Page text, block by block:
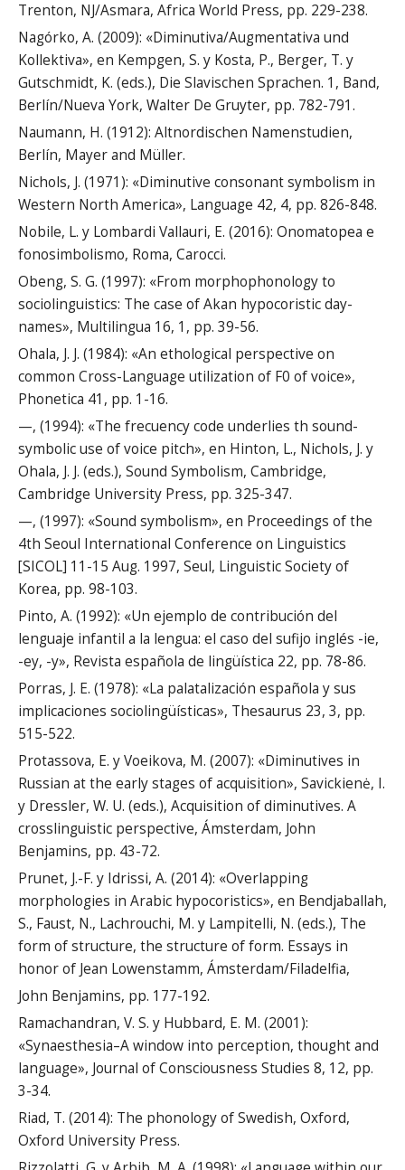
Trenton, NJ/Asmara, Africa World Press, pp. 229-238.
Nagórko, A. (2009): «Diminutiva/Augmentativa und
Kollektiva», en Kempgen, S. y Kosta, P., Berger, T. y
Gutschmidt, K. (eds.), Die Slavischen Sprachen. 1, Band,
Berlín/Nueva York, Walter De Gruyter, pp. 782-791.
Naumann, H. (1912): Altnordischen Namenstudien,
Berlín, Mayer and Müller.
Nichols, J. (1971): «Diminutive consonant symbolism in
Western North America», Language 42, 4, pp. 826-848.
Nobile, L. y Lombardi Vallauri, E. (2016): Onomatopea e
fonosimbolismo, Roma, Carocci.
Obeng, S. G. (1997): «From morphophonology to
sociolinguistics: The case of Akan hypocoristic day-
names», Multilingua 16, 1, pp. 39-56.
Ohala, J. J. (1984): «An ethological perspective on
common Cross-Language utilization of F0 of voice»,
Phonetica 41, pp. 1-16.
—, (1994): «The frecuency code underlies th sound-
symbolic use of voice pitch», en Hinton, L., Nichols, J. y
Ohala, J. J. (eds.), Sound Symbolism, Cambridge,
Cambridge University Press, pp. 325-347.
—, (1997): «Sound symbolism», en Proceedings of the
4th Seoul International Conference on Linguistics
[SICOL] 11-15 Aug. 1997, Seul, Linguistic Society of
Korea, pp. 98-103.
Pinto, A. (1992): «Un ejemplo de contribución del
lenguaje infantil a la lengua: el caso del sufijo inglés -ie,
-ey, -y», Revista española de lingüística 22, pp. 78-86.
Porras, J. E. (1978): «La palatalización española y sus
implicaciones sociolingüísticas», Thesaurus 23, 3, pp.
515-522.
Protassova, E. y Voeikova, M. (2007): «Diminutives in
Russian at the early stages of acquisition», Savickienė, I.
y Dressler, W. U. (eds.), Acquisition of diminutives. A
crosslinguistic perspective, Ámsterdam, John
Benjamins, pp. 43-72.
Prunet, J.-F. y Idrissi, A. (2014): «Overlapping
morphologies in Arabic hypocoristics», en Bendjaballah,
S., Faust, N., Lachrouchi, M. y Lampitelli, N. (eds.), The
form of structure, the structure of form. Essays in
honor of Jean Lowenstamm, Ámsterdam/Filadelfia,
John Benjamins, pp. 177-192.
Ramachandran, V. S. y Hubbard, E. M. (2001):
«Synaesthesia–A window into perception, thought and
language», Journal of Consciousness Studies 8, 12, pp.
3-34.
Riad, T. (2014): The phonology of Swedish, Oxford,
Oxford University Press.